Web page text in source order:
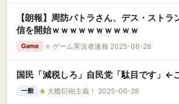
【朗報】周防パトラさん、デス・ストラ
信を開始ｗｗｗｗｗｗｗｗｗｗ
Game ★ ゲーム実況者速報 2025-06-28
国民「減税しろ」自民党「駄目です」←
一般 ★ 大艦巨砲主義！ 2025-06-28